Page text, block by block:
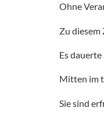
Ohne
Zu
Es
Mitten im
Sie sind